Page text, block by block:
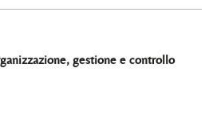
gestione e controllo